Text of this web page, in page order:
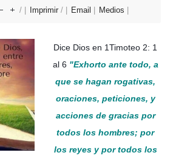
/ Imprimir / Email Medios
Dice Dios en 1Timoteo 2: 1
al 6 "Exhorto ante todo, a
que se hagan rogativas,
oraciones, peticiones, y
acciones de gracias por
todos los hombres; por
los reyes y por todos los